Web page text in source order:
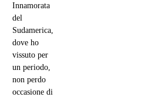
Innamorata
del
Sudamerica,
dove ho
vissuto per
un periodo,
non perdo
occasione di